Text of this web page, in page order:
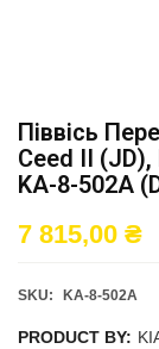
Піввісь
Ceed II
KA-8-502A
7 815,00 ₴
SKU: KA-8-502A
PRODUCT BY: